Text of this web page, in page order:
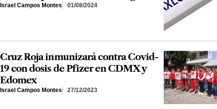
Israel Campos Montes 01/08/2024
Cruz Roja inmunizará contra Covid-
19 con dosis de Pfizer en CDMX y
Edomex
Israel Campos Montes 27/12/2023